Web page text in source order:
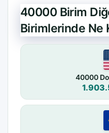
40000 Birim
Birimlerinde Ne
40000